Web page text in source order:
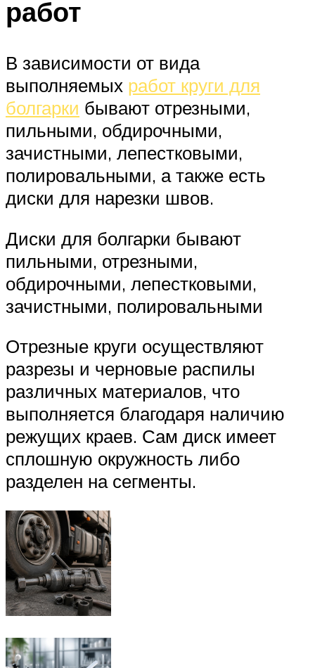
работ
В зависимости от вида
выполняемых работ круги для
болгарки бывают отрезными,
пильными, обдирочными,
зачистными, лепестковыми,
полировальными, а также есть
диски для нарезки швов.
Диски для болгарки бывают
пильными, отрезными,
обдирочными, лепестковыми,
зачистными, полировальными
Отрезные круги осуществляют
разрезы и черновые распилы
различных материалов, что
выполняется благодаря наличию
режущих краев. Сам диск имеет
сплошную окружность либо
разделен на сегменты.